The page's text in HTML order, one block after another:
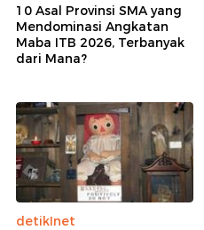
10 Asal Provinsi SMA yang
Mendominasi Angkatan
Maba ITB 2026, Terbanyak
dari Mana?
detikInet